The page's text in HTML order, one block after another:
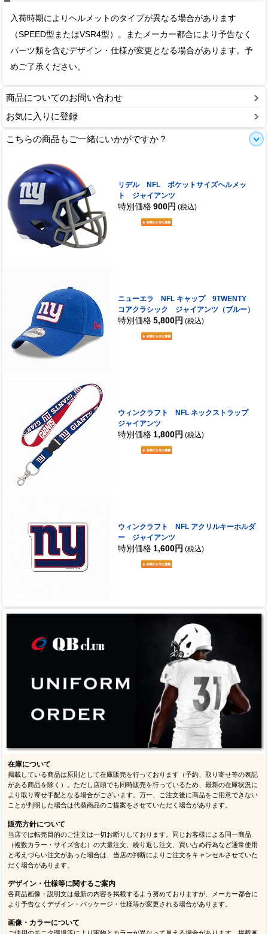
入荷時期によりヘルメットのタイプが異なる場合があります
（SPEED型またはVSR4型）。またメーカー都合により予告なく
パーツ類を含むデザイン・仕様が変更となる場合があります。予
めご了承ください。
商品についてのお問い合わせ
お気に入りに登録
こちらの商品もご一緒にいかがですか？
リデル NFL ポケットサイズヘルメッ
ト ジャイアンツ
特別価格 900円 (税込)
ニューエラ NFL キャップ 9TWENTY
コアクラシック ジャイアンツ（ブルー）
特別価格 5,800円 (税込)
ウィンクラフト NFL ネックストラップ
ジャイアンツ
特別価格 1,800円 (税込)
ウィンクラフト NFL アクリルキーホルダ
ー ジャイアンツ
特別価格 1,600円 (税込)
在庫について
掲載している商品は原則として在庫販売を行っております（予約、取り寄せ等の表記
がある商品を除く）。ただし店頭でも同時販売を行っているため、最新の在庫状況に
より取り寄せ手配となる場合がございます。万一、ご注文後に商品をご用意できない
ことが判明した場合は代替商品のご提案をさせていただく場合があります。
販売方針について
当店では転売目的のご注文は一切お断りしております。同じお客様による同一商品
（複数カラー・サイズ含む）の大量注文、繰り返し注文、買い占め行為など通常使用
と考えづらい注文があった場合は、当店の判断によりご注文をキャンセルさせていた
だく場合があります。
デザイン・仕様等に関するご案内
各商品画像・説明文は最新の内容を掲載するよう努めておりますが、メーカー都合に
より予告なくデザイン・パッケージ・仕様等が変更される場合があります。
画像・カラーについて